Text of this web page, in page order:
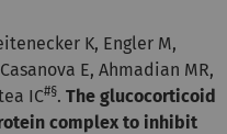
K, Engler M,
E, Ahmadian MR,
IC#§. The glucocorticoid
complex to inhibit